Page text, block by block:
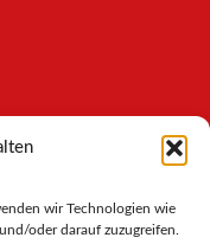
wir Technologien wie
oder darauf zuzugreifen.